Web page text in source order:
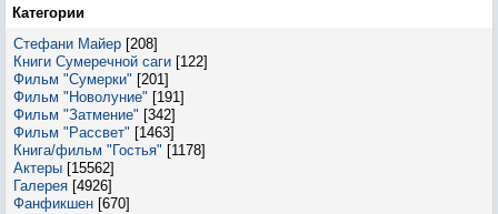
Категории
Стефани Майер [208]
Книги Сумеречной саги [122]
Фильм "Сумерки" [201]
Фильм "Новолуние" [191]
Фильм "Затмение" [342]
Фильм "Рассвет" [1463]
Книга/фильм "Гостья" [1178]
Актеры [15562]
Галерея [4926]
Фанфикшен [670]